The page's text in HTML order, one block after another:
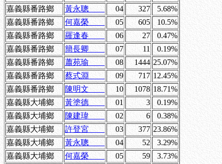
嘉義縣番路鄉
黃永聰 04 327
5.68%
嘉義縣番路鄉
何嘉榮 05 605
10.5%
嘉義縣番路鄉
羅逢春 06 27
0.47%
嘉義縣番路鄉
簡長卿 07 11
0.19%
嘉義縣番路鄉
蕭苑瑜 08 1444 25.07%
嘉義縣番路鄉
蔡式淵 09 717 12.45%
嘉義縣番路鄉
陳明文 10 1078 18.71%
嘉義縣大埔鄉
黃塗德 01 3
0.19%
嘉義縣大埔鄉
陳建瑋 02 6
0.38%
嘉義縣大埔鄉
許登宮 03 377 23.86%
嘉義縣大埔鄉
黃永聰 04 52
3.29%
嘉義縣大埔鄉
何嘉榮 05 59
3.73%